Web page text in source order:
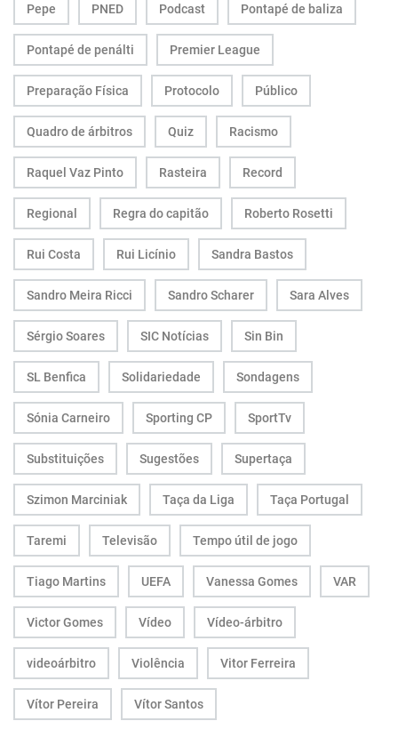
Pepe PNED Podcast Pontapé de baliza
Pontapé de penálti Premier League
Preparação Física Protocolo Público
Quadro de árbitros Quiz Racismo
Raquel Vaz Pinto Rasteira Record
Regional Regra do capitão Roberto Rosetti
Rui Costa Rui Licínio Sandra Bastos
Sandro Meira Ricci Sandro Scharer Sara Alves
Sérgio Soares SIC Notícias Sin Bin
SL Benfica Solidariedade Sondagens
Sónia Carneiro Sporting CP SportTv
Substituições Sugestões Supertaça
Szimon Marciniak Taça da Liga Taça Portugal
Taremi Televisão Tempo útil de jogo
Tiago Martins UEFA Vanessa Gomes VAR
Victor Gomes Vídeo Vídeo-árbitro
videoárbitro Violência Vitor Ferreira
Vítor Pereira Vítor Santos